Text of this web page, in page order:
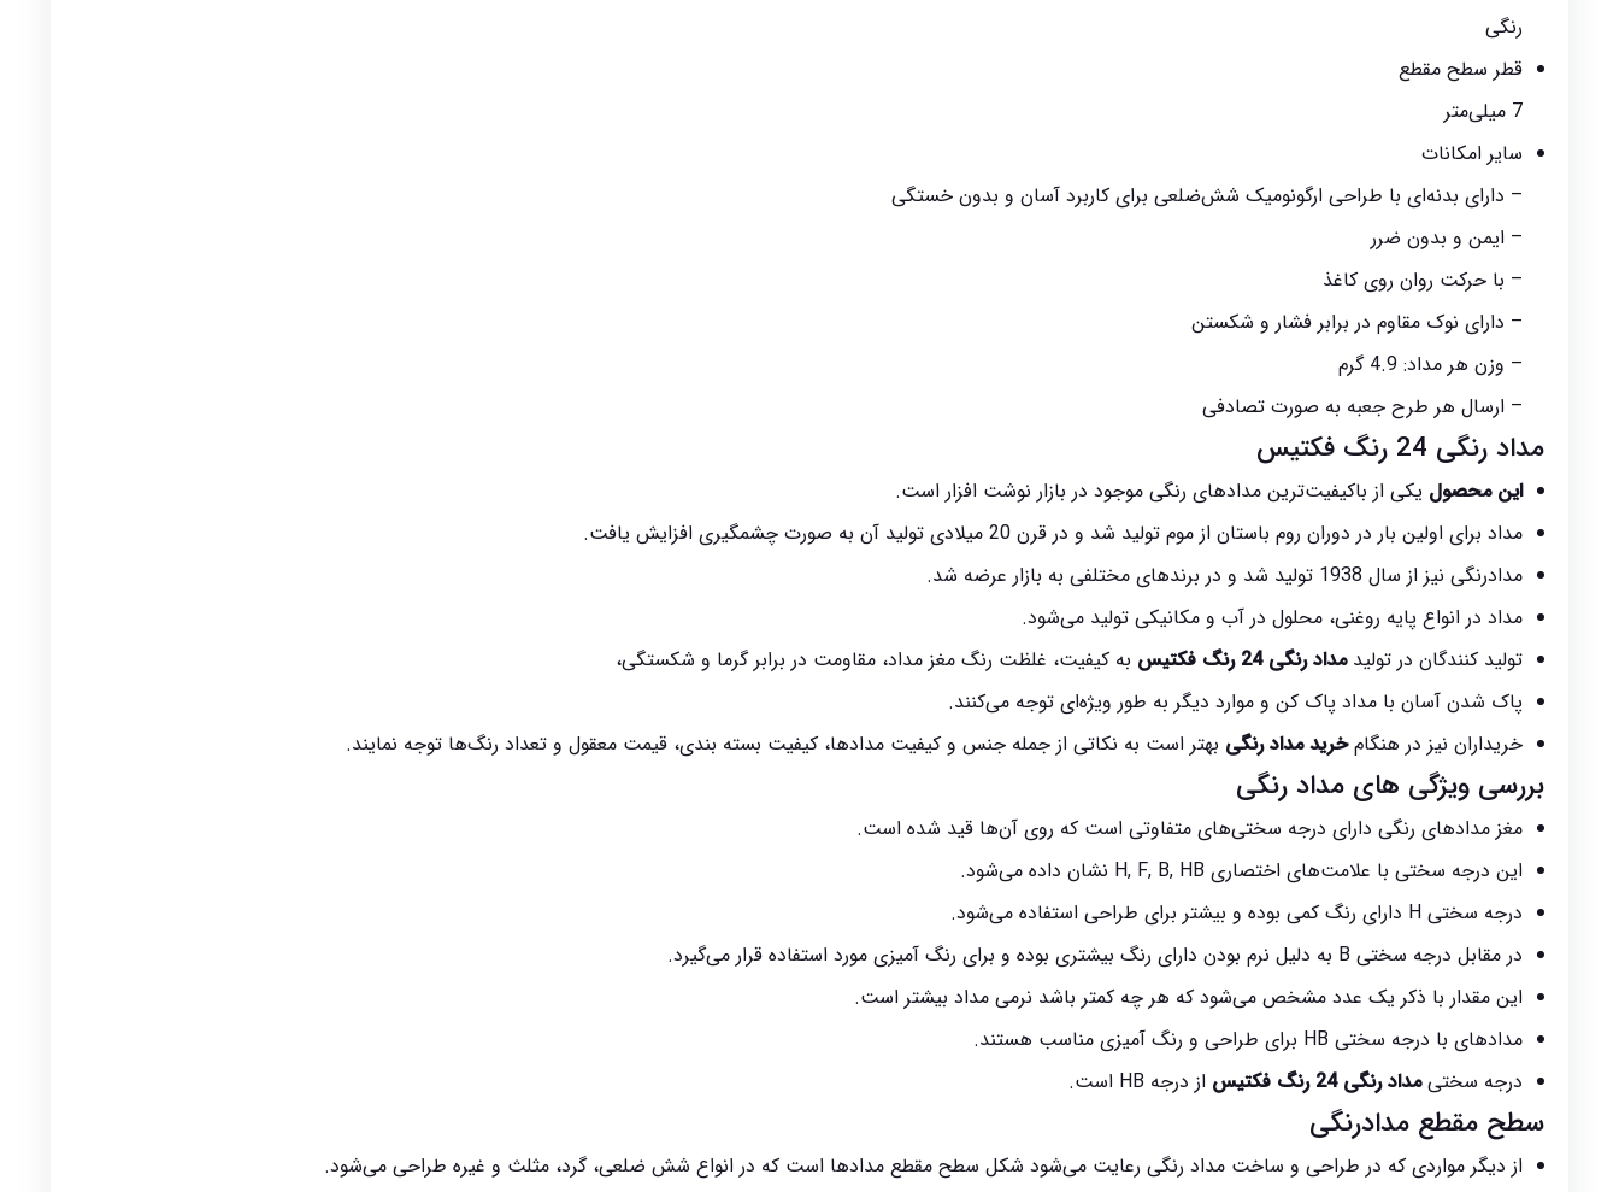
رنگی
قطر سطح مقطع
7 میلی‌متر
سایر امکانات
– دارای بدنه‌ای با طراحی ارگونومیک شش‌ضلعی برای کاربرد آسان و بدون خستگی
– ایمن و بدون ضرر
– با حرکت روان روی کاغذ
– دارای نوک مقاوم در برابر فشار و شکستن
– وزن هر مداد: 4.9 گرم
– ارسال هر طرح جعبه به صورت تصادفی
مداد رنگی 24 رنگ فکتیس
این محصول یکی از باکیفیت‌ترین مدادهای رنگی موجود در بازار نوشت افزار است.
مداد برای اولین بار در دوران روم باستان از موم تولید شد و در قرن 20 میلادی تولید آن به صورت چشمگیری افزایش یافت.
مدادرنگی نیز از سال 1938 تولید شد و در برندهای مختلفی به بازار عرضه شد.
مداد در انواع پایه روغنی، محلول در آب و مکانیکی تولید می‌شود.
تولید کنندگان در تولیدمداد رنگی 24 رنگ فکتیس
به کیفیت، غلظت رنگ مغز مداد، مقاومت در برابر گرما و شکستگی،
پاک شدن آسان با مداد پاک کن و موارد دیگر به طور ویژه‌ای توجه می‌کنند.
خریداران نیز در هنگامخرید مداد رنگی بهتر است به نکاتی از جمله جنس و کیفیت مدادها، کیفیت بسته بندی، قیمت معقول و تعداد رنگ‌ها توجه نمایند.
بررسی ویژگی های مداد رنگی
مغز مدادهای رنگی دارای درجه سختی‌های متفاوتی است که روی آن‌ها قید شده است.
این درجه سختی با علامت‌های اختصاری H, F, B, HB نشان داده می‌شود.
درجه سختی H دارای رنگ کمی بوده و بیشتر برای طراحی استفاده می‌شود.
در مقابل درجه سختی B به دلیل نرم بودن دارای رنگ بیشتری بوده و برای رنگ آمیزی مورد استفاده قرار می‌گیرد.
این مقدار با ذکر یک عدد مشخص می‌شود که هر چه کمتر باشد نرمی مداد بیشتر است.
مدادهای با درجه سختی HB برای طراحی و رنگ آمیزی مناسب هستند.
درجه سختیمداد رنگی 24 رنگ فکتیس از درجه HB است.
سطح مقطع مدادرنگی
از دیگر مواردی که در طراحی و ساخت مداد رنگی رعایت می‌شود شکل سطح مقطع مدادها است که در انواع شش ضلعی، گرد، مثلث و غیره طراحی می‌شود.